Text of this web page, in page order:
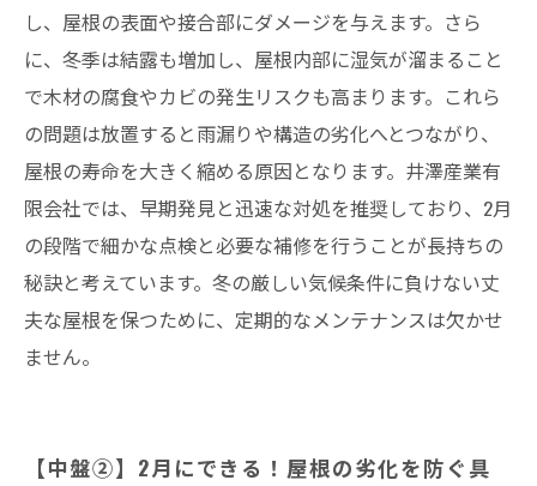
し、屋根の表面や接合部にダメージを与えます。さら
に、冬季は結露も増加し、屋根内部に湿気が溜まること
で木材の腐食やカビの発生リスクも高まります。これら
の問題は放置すると雨漏りや構造の劣化へとつながり、
屋根の寿命を大きく縮める原因となります。井澤産業有
限会社では、早期発見と迅速な対処を推奨しており、2月
の段階で細かな点検と必要な補修を行うことが長持ちの
秘訣と考えています。冬の厳しい気候条件に負けない丈
夫な屋根を保つために、定期的なメンテナンスは欠かせ
ません。
【中盤②】2月にできる！屋根の劣化を防ぐ具